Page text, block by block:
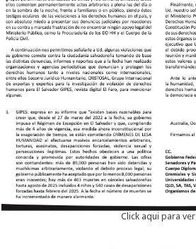
Click aqui para ver